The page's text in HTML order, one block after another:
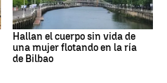
Hallan el cuerpo sin vida de
una mujer flotando en la ría
de Bilbao